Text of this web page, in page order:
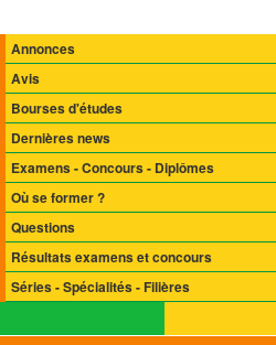
Annonces
Avis
Bourses d'études
Dernières news
Examens - Concours - Diplômes
Où se former ?
Questions
Résultats examens et concours
Séries - Spécialités - Filières